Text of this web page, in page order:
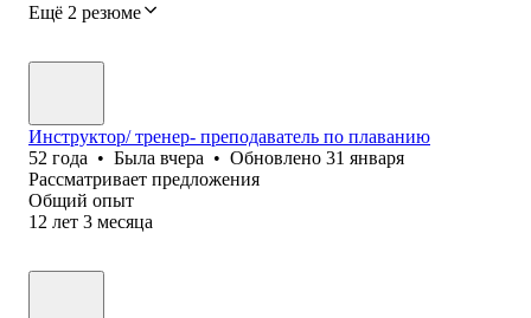
Ещё 2 резюме
Инструктор/ тренер- преподаватель по плаванию
52 года • Была вчера • Обновлено 31 января
Рассматривает предложения
Общий опыт
12 лет 3 месяца